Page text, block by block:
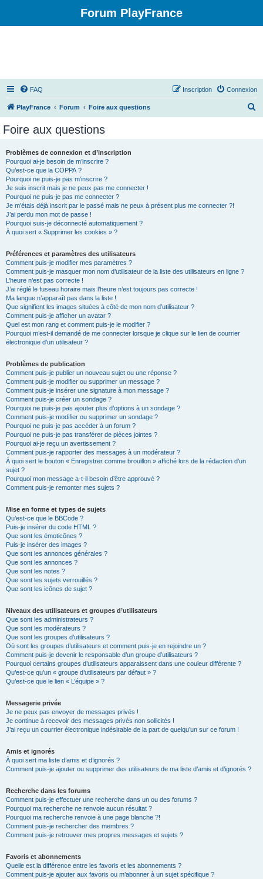
Forum PlayFrance
FAQ Connexion
Inscription
PlayFrance Forum Foire aux questions
Foire aux questions
Problèmes de connexion et d’inscription
Pourquoi ai-je besoin de m’inscrire ?
Qu’est-ce que la COPPA ?
Pourquoi ne puis-je pas m’inscrire ?
Je suis inscrit mais je ne peux pas me connecter !
Pourquoi ne puis-je pas me connecter ?
Je m’étais déjà inscrit par le passé mais ne peux à présent plus me connecter ?!
J’ai perdu mon mot de passe !
Pourquoi suis-je déconnecté automatiquement ?
À quoi sert « Supprimer les cookies » ?
Préférences et paramètres des utilisateurs
Comment puis-je modifier mes paramètres ?
Comment puis-je masquer mon nom d’utilisateur de la liste des utilisateurs en ligne ?
L’heure n’est pas correcte !
J’ai réglé le fuseau horaire mais l’heure n’est toujours pas correcte !
Ma langue n’apparaît pas dans la liste !
Que signifient les images situées à côté de mon nom d’utilisateur ?
Comment puis-je afficher un avatar ?
Quel est mon rang et comment puis-je le modifier ?
Pourquoi m’est-il demandé de me connecter lorsque je clique sur le lien de courrier
électronique d’un utilisateur ?
Problèmes de publication
Comment puis-je publier un nouveau sujet ou une réponse ?
Comment puis-je modifier ou supprimer un message ?
Comment puis-je insérer une signature à mon message ?
Comment puis-je créer un sondage ?
Pourquoi ne puis-je pas ajouter plus d’options à un sondage ?
Comment puis-je modifier ou supprimer un sondage ?
Pourquoi ne puis-je pas accéder à un forum ?
Pourquoi ne puis-je pas transférer de pièces jointes ?
Pourquoi ai-je reçu un avertissement ?
Comment puis-je rapporter des messages à un modérateur ?
À quoi sert le bouton « Enregistrer comme brouillon » affiché lors de la rédaction d’un
sujet ?
Pourquoi mon message a-t-il besoin d’être approuvé ?
Comment puis-je remonter mes sujets ?
Mise en forme et types de sujets
Qu’est-ce que le BBCode ?
Puis-je insérer du code HTML ?
Que sont les émoticônes ?
Puis-je insérer des images ?
Que sont les annonces générales ?
Que sont les annonces ?
Que sont les notes ?
Que sont les sujets verrouillés ?
Que sont les icônes de sujet ?
Niveaux des utilisateurs et groupes d’utilisateurs
Que sont les administrateurs ?
Que sont les modérateurs ?
Que sont les groupes d’utilisateurs ?
Où sont les groupes d’utilisateurs et comment puis-je en rejoindre un ?
Comment puis-je devenir le responsable d’un groupe d’utilisateurs ?
Pourquoi certains groupes d’utilisateurs apparaissent dans une couleur différente ?
Qu’est-ce qu’un « groupe d’utilisateurs par défaut » ?
Qu’est-ce que le lien « L’équipe » ?
Messagerie privée
Je ne peux pas envoyer de messages privés !
Je continue à recevoir des messages privés non sollicités !
J’ai reçu un courrier électronique indésirable de la part de quelqu’un sur ce forum !
Amis et ignorés
À quoi sert ma liste d’amis et d’ignorés ?
Comment puis-je ajouter ou supprimer des utilisateurs de ma liste d’amis et d’ignorés ?
Recherche dans les forums
Comment puis-je effectuer une recherche dans un ou des forums ?
Pourquoi ma recherche ne renvoie aucun résultat ?
Pourquoi ma recherche renvoie à une page blanche ?!
Comment puis-je rechercher des membres ?
Comment puis-je retrouver mes propres messages et sujets ?
Favoris et abonnements
Quelle est la différence entre les favoris et les abonnements ?
Comment puis-je ajouter aux favoris ou m’abonner à un sujet spécifique ?